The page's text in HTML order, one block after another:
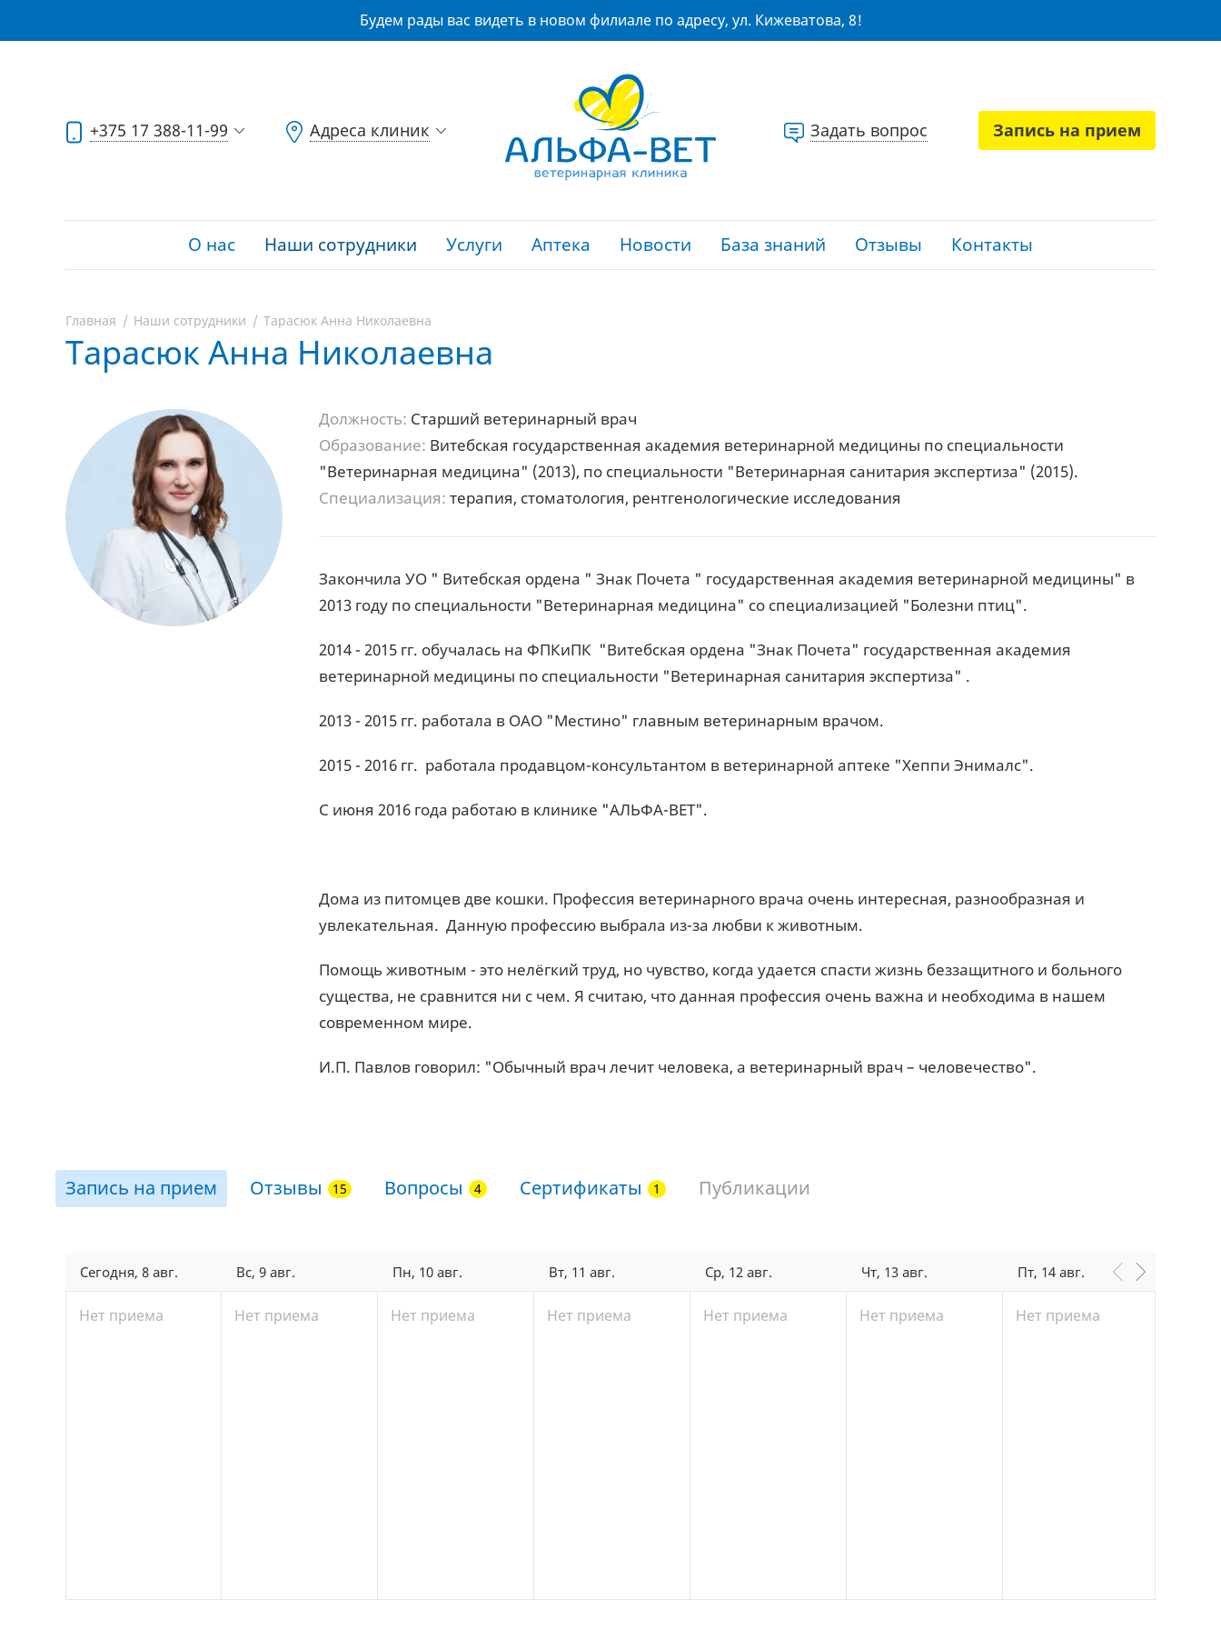
Будем рады вас видеть в новом филиале по адресу, ул. Кижеватова, 8!
+375 17 388-11-99 Адреса клиник Задать вопрос Запись на прием
О нас Наши сотрудники Услуги Аптека Новости База знаний Отзывы Контакты
Главная Наши сотрудники Тарасюк Анна Николаевна
Тарасюк Анна Николаевна
Должность: Старший ветеринарный врач
Образование: Витебская государственная академия ветеринарной медицины по специальности
"Ветеринарная медицина" (2013), по специальности "Ветеринарная санитария экспертиза" (2015).
Специализация: терапия, стоматология, рентгенологические исследования
Закончила УО " Витебская ордена " Знак Почета " государственная академия ветеринарной медицины" в
2013 году по специальности "Ветеринарная медицина" со специализацией "Болезни птиц".
2014 - 2015 гг. обучалась на ФПКиПК "Витебская ордена "Знак Почета" государственная академия
ветеринарной медицины по специальности "Ветеринарная санитария экспертиза" .
2013 - 2015 гг. работала в ОАО "Местино" главным ветеринарным врачом.
2015 - 2016 гг. работала продавцом-консультантом в ветеринарной аптеке "Хеппи Энималс".
С июня 2016 года работаю в клинике "АЛЬФА-ВЕТ".
Дома из питомцев две кошки. Профессия ветеринарного врача очень интересная, разнообразная и
увлекательная. Данную профессию выбрала из-за любви к животным.
Помощь животным - это нелёгкий труд, но чувство, когда удается спасти жизнь беззащитного и больного
существа, не сравнится ни с чем. Я считаю, что данная профессия очень важна и необходима в нашем
современном мире.
И.П. Павлов говорил: "Обычный врач лечит человека, а ветеринарный врач – человечество".
Запись на прием Отзывы Вопросы Сертификаты Публикации
Сегодня, 8 авг.
Нет приема
Вс, 9 авг.
Нет приема
Пн, 10 авг.
Нет приема
Вт, 11 авг.
Нет приема
Ср, 12 авг.
Нет приема
Чт, 13 авг.
Нет приема
Пт, 14 авг.
Нет приема